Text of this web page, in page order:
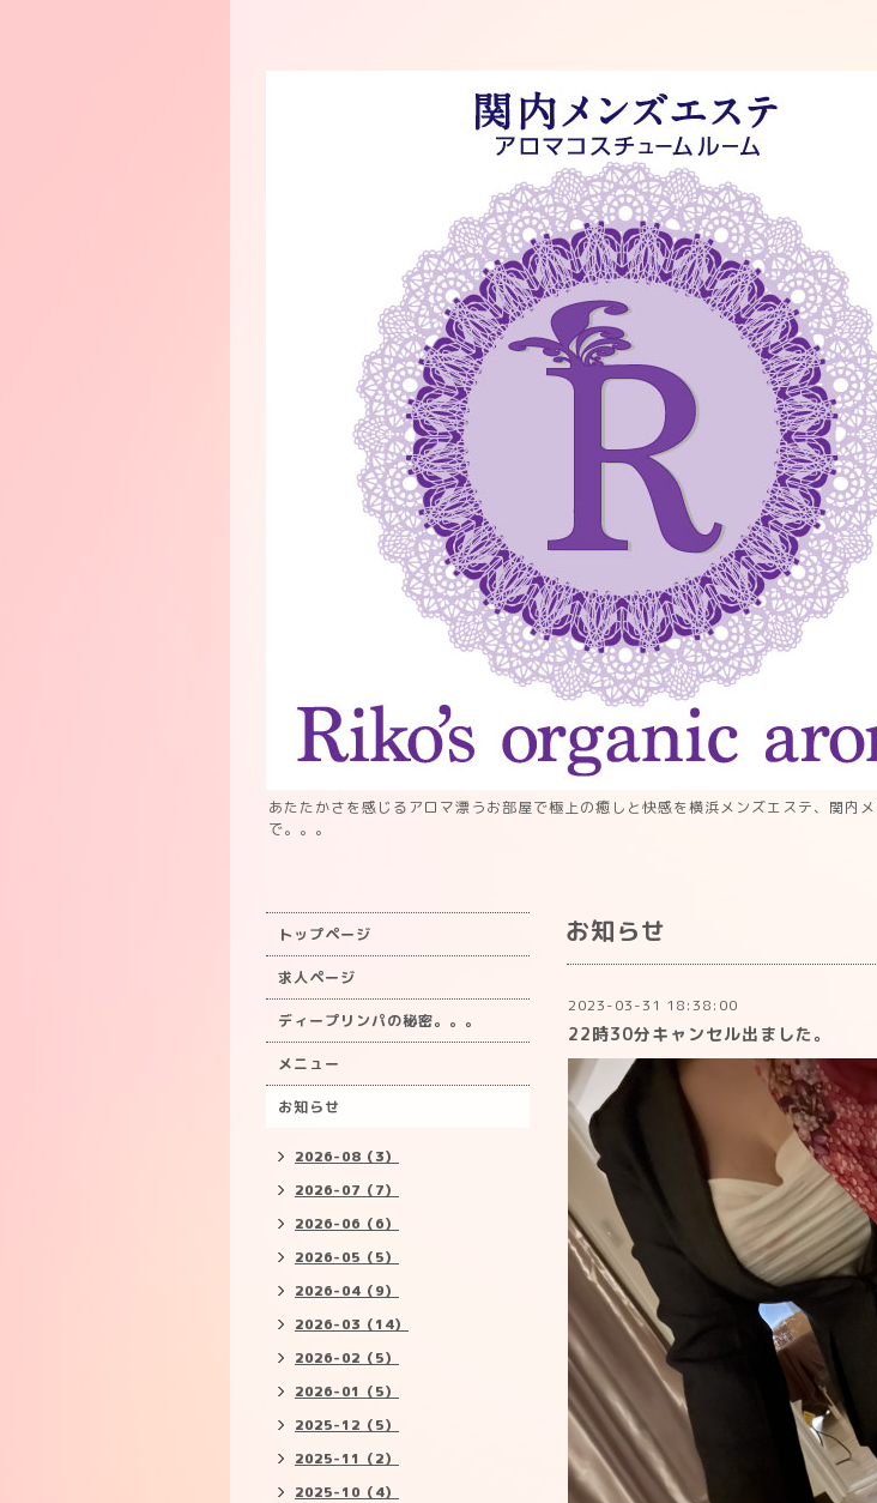
あたたかさを感じるアロマ漂うお部屋で極上の癒しと快感を横浜メンズエステ、関内
で。。。
お知らせ
2023-03-31 18:38:00
22時30分キャンセル出ました。
トップページ
求人ページ
ディープリンパの秘密。。。
メニュー
お知らせ
2026-08（3）
2026-07（7）
2026-06（6）
2026-05（5）
2026-04（9）
2026-03（14）
2026-02（5）
2026-01（5）
2025-12（5）
2025-11（2）
2025-10（4）